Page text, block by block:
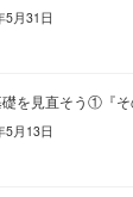
5月31日
を見直そう①『そ
5月13日